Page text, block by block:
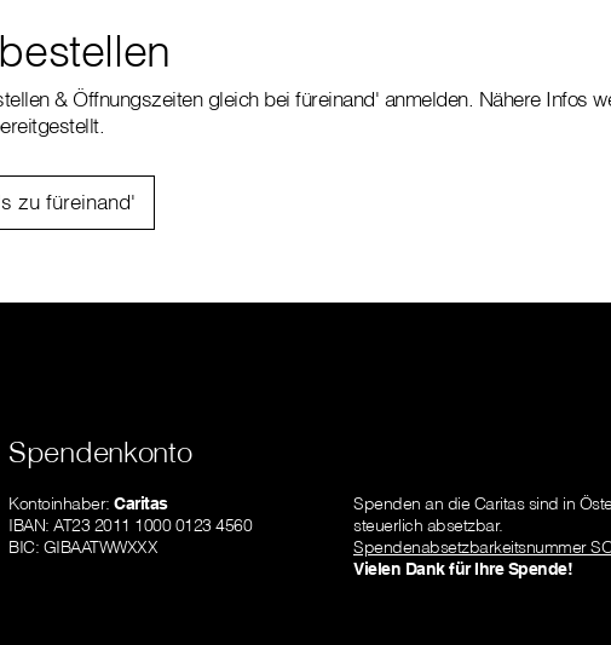
& Öffnungszeiten gleich bei füreinand' anmelden. Nähere Infos
zu füreinand'
Spendenkonto
Kontoinhaber: Caritas
IBAN: AT23 2011 1000 0123 4560
BIC: GIBAATWWXXX
Spenden an die Caritas sind in
steuerlich absetzbar.
Spendenabsetzbarkeitsnummer
Vielen Dank für Ihre Spende!